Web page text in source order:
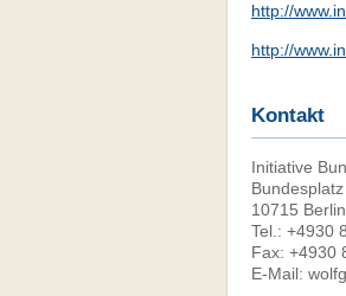
http://
http://
Kontakt
Initiative
Bundesplatz
10715 Berlin
Tel.: +4930
Fax: +4930
E-Mail: